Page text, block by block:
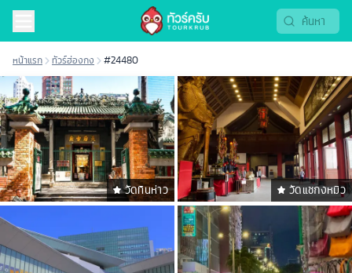
หน้าแรก ทัวร์ฮ่องกง #24480
วัดทินห่าว วัดแชกงหมิว